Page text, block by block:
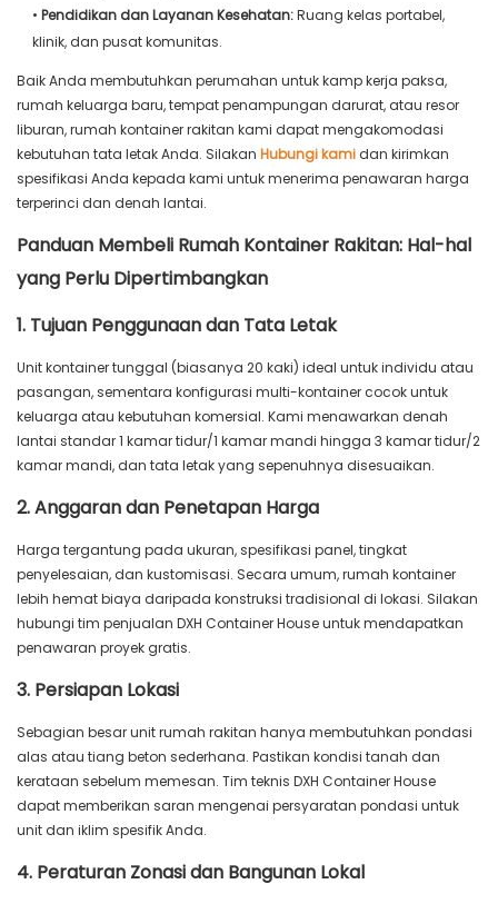
•Pendidikan dan Layanan Kesehatan:Ruang kelas portabel,
klinik, dan pusat komunitas.
Baik Anda membutuhkan perumahan untuk kamp kerja paksa,
rumah keluarga baru, tempat penampungan darurat, atau resor
liburan, rumah kontainer rakitan kami dapat mengakomodasi
kebutuhan tata letak Anda. Silakan Hubungi kamidan kirimkan
spesifikasi Anda kepada kami untuk menerima penawaran harga
terperinci dan denah lantai.
Panduan Membeli Rumah Kontainer Rakitan: Hal-hal
yang Perlu Dipertimbangkan
1. Tujuan Penggunaan dan Tata Letak
Unit kontainer tunggal (biasanya 20 kaki) ideal untuk individu atau
pasangan, sementara konfigurasi multi-kontainer cocok untuk
keluarga atau kebutuhan komersial. Kami menawarkan denah
lantai standar 1 kamar tidur/1 kamar mandi hingga 3 kamar tidur/2
kamar mandi, dan tata letak yang sepenuhnya disesuaikan.
2. Anggaran dan Penetapan Harga
Harga tergantung pada ukuran, spesifikasi panel, tingkat
penyelesaian, dan kustomisasi. Secara umum, rumah kontainer
lebih hemat biaya daripada konstruksi tradisional di lokasi. Silakan
hubungi tim penjualan DXH Container House untuk mendapatkan
penawaran proyek gratis.
3. Persiapan Lokasi
Sebagian besar unit rumah rakitan hanya membutuhkan pondasi
alas atau tiang beton sederhana. Pastikan kondisi tanah dan
kerataan sebelum memesan. Tim teknis DXH Container House
dapat memberikan saran mengenai persyaratan pondasi untuk
unit dan iklim spesifik Anda.
4. Peraturan Zonasi dan Bangunan Lokal